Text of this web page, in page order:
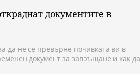
документите в
да не се превърне почивката ви в
документ за завръщане и как да